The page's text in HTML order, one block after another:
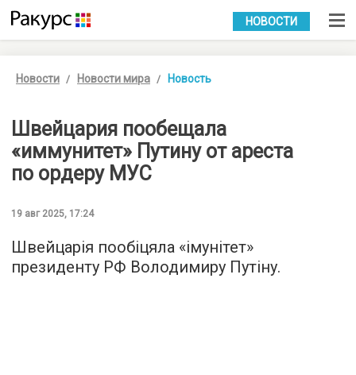
УКР РУС
НОВОСТИ
Новости Новости мира Новость
Швейцария пообещала
«иммунитет» Путину от ареста
по ордеру МУС
19 авг 2025, 17:24
Швейцарія пообіцяла «імунітет»
президенту РФ Володимиру Путіну.